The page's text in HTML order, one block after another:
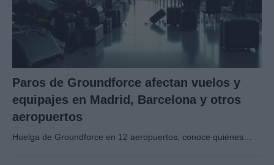
Paros de Groundforce afectan vuelos y
equipajes en Madrid, Barcelona y otros
aeropuertos
Huelga de Groundforce en 12 aeropuertos; conoce quiénes…